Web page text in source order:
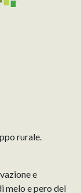
rurale.
e
melo e pero del